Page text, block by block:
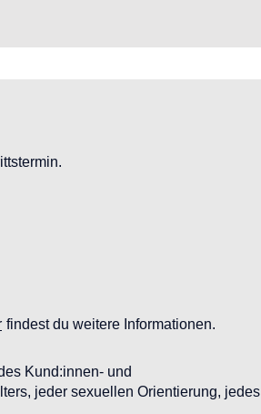
findest du weitere Informationen.
Kund:innen- und
jeder sexuellen Orientierung, jedes